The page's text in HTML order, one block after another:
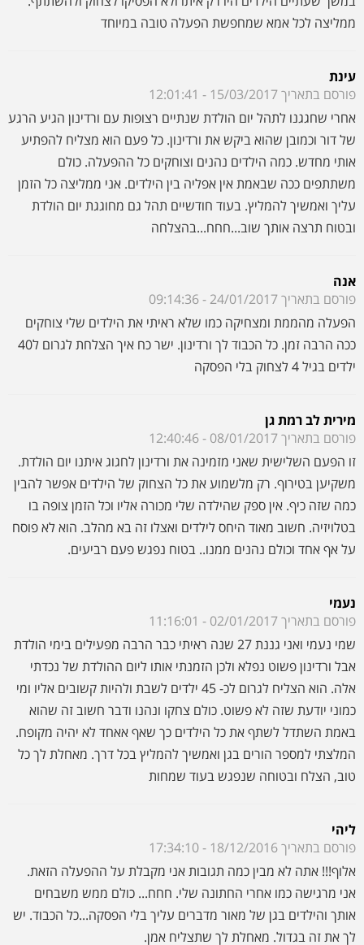
אותי מחדש. כמה הילדים נהנים וצוחקים כל ההפעלה. כולם
משתתפים ככה שבאמת אין אפליה בין הילדים. אני ממליצה כל הזמן
ובטוח תרצה אותך שוב...חחח...בהצלחה
פורסם בתאריך 24/01/2017 - 09:14:36
הפעלה מהממת ומצחיקה כמו שלא ראיתי את הילדים שלי צוחקים
ככה הרבה זמן. כל הכבוד לך ורדינון. ישר כח איך הצלחת לגרום ל40
ילדים בגיל 4 לצחוק בלי הפסקה
פורסם בתאריך 08/01/2017 - 12:40:46
זו הפעם השלישית שאני מזמינה את ורדינון לחגוג איתנו יום הולדת.
משקיען בטירוף. רק מלשמוע את כל הצחוק של הילדים אפשר להבין
כמה שזה כיף. אין ספק שהילדה שלי מכורה אליו וכל הזמן צופה בו
בטלויזיה. חשוב מאוד היחס לילדים ואצלו זה בא מהלב. הוא לא פוסח
פורסם בתאריך 02/01/2017 - 11:16:01
שמי נעמי ואני גננת 27 שנה ראיתי כבר הרבה מפעילים בימי הולדת
אבל ורדינון פשוט נפלא ולכן הזמנתי אותו ליום ההולדת של נכדתי
אלה. הוא הצליח לגרום לכ- 45 ילדים לשבת ולהיות קשובים אליו ומי
כמוני יודעת שזה לא פשוט. כולם צחקו ונהנו ודבר חשוב זה שהוא
המלצתי למספר הורים בגן ואמשיך להמליץ בכל דרך. מאחלת לך כל
טוב, הצלח ובטוחה שנפגש בעוד שמחות
פורסם בתאריך 18/12/2016 - 17:34:10
אלוף!!! אתה לא מבין כמה תגובות אני מקבלת על ההפעלה הזאת.
אני מרגישה כמו אחרי החתונה שלי. חחח... כולם ממש משבחים
אותך והילדים בגן של מאור מדברים עליך בלי הפסקה...כל הכבוד. יש
לך את זה בגדול. מאחלת לך שתצליח אמן.
עינת
פורסם בתאריך 07/12/2016 - 09:55:14
כאמא ביקורתית מאוד שרוצה את הטוב ביותר לילדים שלי, אני רוצה
להמליתץ על הפעלה של ורדינון. הילדים חורשים על התוכנית שלו
בטלויזיה וביקשו אותו ליום ההולדת. למרות זאת עשיתי המון בירורים